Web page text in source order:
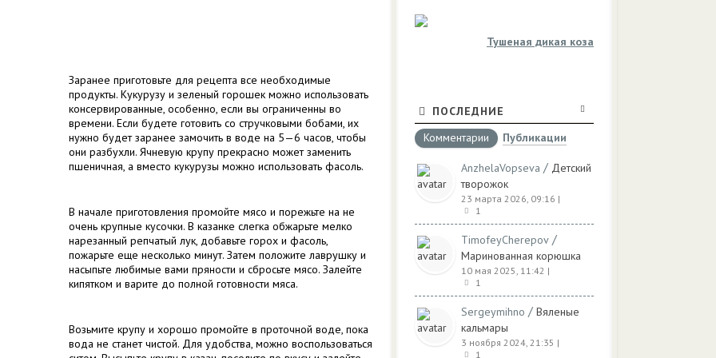
Заранее приготовьте для рецепта все необходимые
продукты. Кукурузу и зеленый горошек можно использовать
консервированные, особенно, если вы ограниченны во
времени. Если будете готовить со стручковыми бобами, их
нужно будет заранее замочить в воде на 5—6 часов, чтобы
они разбухли. Ячневую крупу прекрасно может заменить
пшеничная, а вместо кукурузы можно использовать фасоль.
В начале приготовления промойте мясо и порежьте на не
очень крупные кусочки. В казанке слегка обжарьте мелко
нарезанный репчатый лук, добавьте горох и фасоль,
пожарьте еще несколько минут. Затем положите лаврушку и
насыпьте любимые вами пряности и сбросьте мясо. Залейте
кипятком и варите до полной готовности мяса.
Возьмите крупу и хорошо промойте в проточной воде, пока
вода не станет чистой. Для удобства, можно воспользоваться
Тушеная дикая коза
ПОСЛЕДНИЕ
Комментарии
Публикации
AnzhelaVopseva / Детский
творожок
23 марта 2026, 09:16 |
1
TimofeyCherepov /
Маринованная корюшка
10 мая 2025, 11:42 |
1
Sergeymihno / Вяленые
кальмары
3 ноября 2024, 21:35 |
1